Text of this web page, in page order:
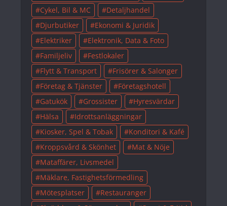
Cykel, Bil & MC
Detaljhandel
Djurbutiker
Ekonomi & Juridik
Elektriker
Elektronik, Data & Foto
Familjeliv
Festlokaler
Flytt & Transport
Frisörer & Salonger
Företag & Tjänster
Företagshotell
Gatukök
Grossister
Hyresvärdar
Hälsa
Idrottsanläggningar
Kiosker, Spel & Tobak
Konditori & Kafé
Kroppsvård & Skönhet
Mat & Nöje
Mataffärer, Livsmedel
Mäklare, Fastighetsförmedling
Mötesplatser
Restauranger